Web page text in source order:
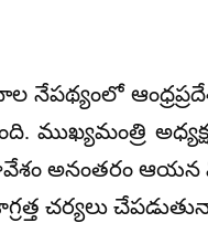
నేపథ్యంలో
ముఖ్యమంత్రి
అనంతరం
చర్యలు